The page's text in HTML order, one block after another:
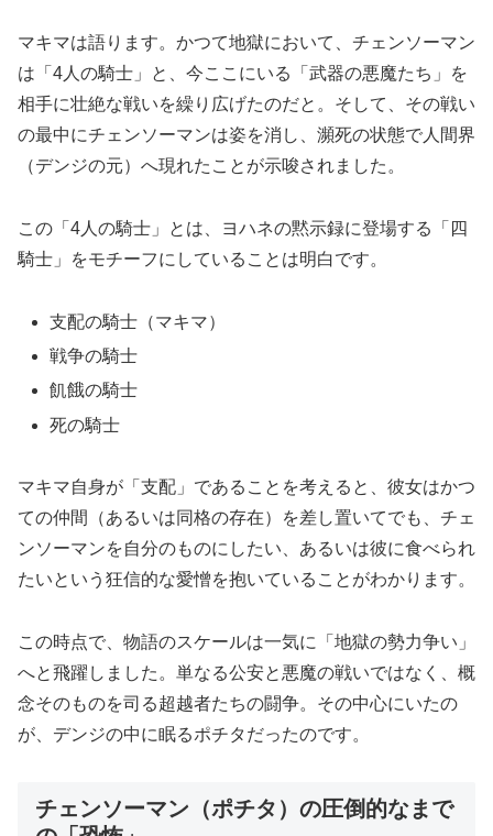
マキマは語ります。かつて地獄において、チェンソーマン
は「4人の騎士」と、今ここにいる「武器の悪魔たち」を
相手に壮絶な戦いを繰り広げたのだと。そして、その戦い
の最中にチェンソーマンは姿を消し、瀕死の状態で人間界
（デンジの元）へ現れたことが示唆されました。
この「4人の騎士」とは、ヨハネの黙示録に登場する「四
騎士」をモチーフにしていることは明白です。
支配の騎士（マキマ）
戦争の騎士
飢餓の騎士
死の騎士
マキマ自身が「支配」であることを考えると、彼女はかつ
ての仲間（あるいは同格の存在）を差し置いてでも、チェ
ンソーマンを自分のものにしたい、あるいは彼に食べられ
たいという狂信的な愛憎を抱いていることがわかります。
この時点で、物語のスケールは一気に「地獄の勢力争い」
へと飛躍しました。単なる公安と悪魔の戦いではなく、概
念そのものを司る超越者たちの闘争。その中心にいたの
が、デンジの中に眠るポチタだったのです。
チェンソーマン（ポチタ）の圧倒的なまで